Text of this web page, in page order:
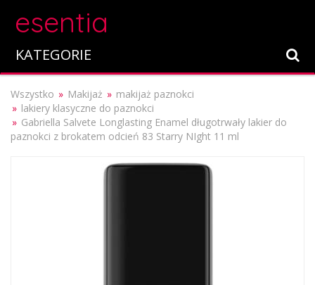
esentia
KATEGORIE
Wszystko Makijaż
makijaż paznokci
lakiery klasyczne do paznokci
Gabriella Salvete Longlasting Enamel długotrwały lakier do
paznokci z brokatem odcień 83 Starry NIght 11 ml